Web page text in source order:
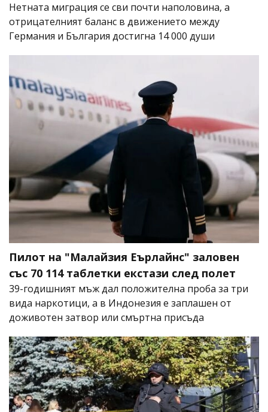
Нетната миграция се сви почти наполовина, а
отрицателният баланс в движението между
Германия и България достигна 14 000 души
Пилот на "Малайзия Еърлайнс" заловен
със 70 114 таблетки екстази след полет
39-годишният мъж дал положителна проба за три
вида наркотици, а в Индонезия е заплашен от
доживотен затвор или смъртна присъда